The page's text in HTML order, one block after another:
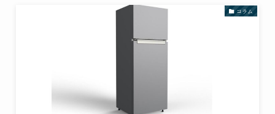
コラム